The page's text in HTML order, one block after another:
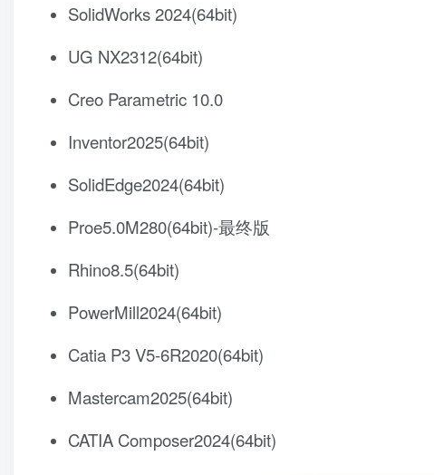
SolidWorks 2024(64bit)
UG NX2312(64bit)
Creo Parametric 10.0
Inventor2025(64bit)
SolidEdge2024(64bit)
Proe5.0M280(64bit)-最终版
Rhino8.5(64bit)
PowerMill2024(64bit)
Catia P3 V5-6R2020(64bit)
Mastercam2025(64bit)
CATIA Composer2024(64bit)